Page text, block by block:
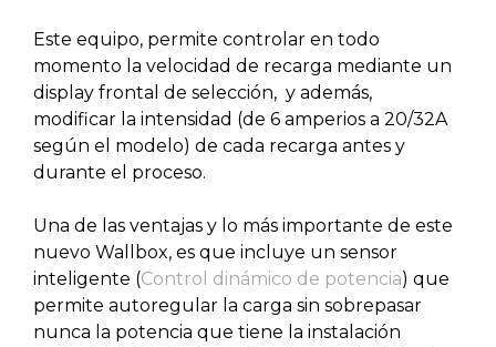
Este equipo, permite controlar en todo
momento la velocidad de recarga mediante un
display frontal de selección, y además,
modificar la intensidad (de 6 amperios a 20/32A
según el modelo) de cada recarga antes y
durante el proceso.
Una de las ventajas y lo más importante de este
nuevo Wallbox, es que incluye un sensor
inteligente (Control dinámico de potencia) que
permite autoregular la carga sin sobrepasar
nunca la potencia que tiene la instalación